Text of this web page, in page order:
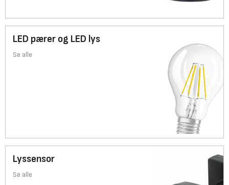
LED pærer og LED lys
Se alle
Lyssensor
Se alle